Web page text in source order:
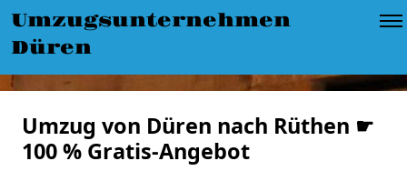
Umzugsunternehmen
Düren
Umzug von Düren nach Rüthen ☛
100 % Gratis-Angebot